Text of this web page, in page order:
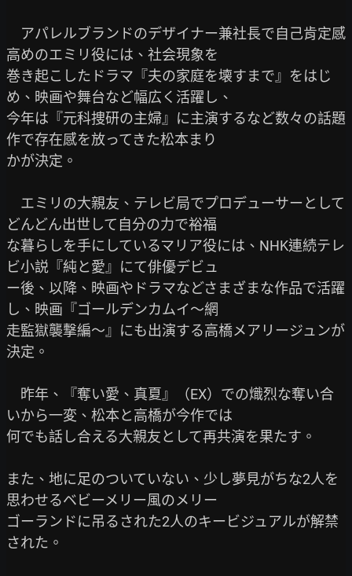
アパレルブランドのデザイナー兼社長で自己肯定感
高めのエミリ役には、社会現象を
巻き起こしたドラマ『夫の家庭を壊すまで』をはじ
め、映画や舞台など幅広く活躍し、
今年は『元科捜研の主婦』に主演するなど数々の話題
作で存在感を放ってきた松本まり
かが決定。
エミリの大親友、テレビ局でプロデューサーとして
どんどん出世して自分の力で裕福
な暮らしを手にしているマリア役には、NHK連続テレ
ビ小説『純と愛』にて俳優デビュ
ー後、以降、映画やドラマなどさまざまな作品で活躍
し、映画『ゴールデンカムイ～網
走監獄襲撃編～』にも出演する高橋メアリージュンが
決定。
昨年、『奪い愛、真夏』（EX）での熾烈な奪い合
いから一変、松本と高橋が今作では
何でも話し合える大親友として再共演を果たす。
また、地に足のついていない、少し夢見がちな2人を
思わせるベビーメリー風のメリー
ゴーランドに吊るされた2人のキービジュアルが解禁
された。